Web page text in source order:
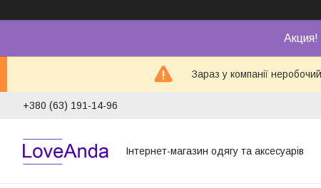
Акция!
Зараз у компанії
+380 (63) 191-14-96
Інтернет-магазин одягу та аксесуарів